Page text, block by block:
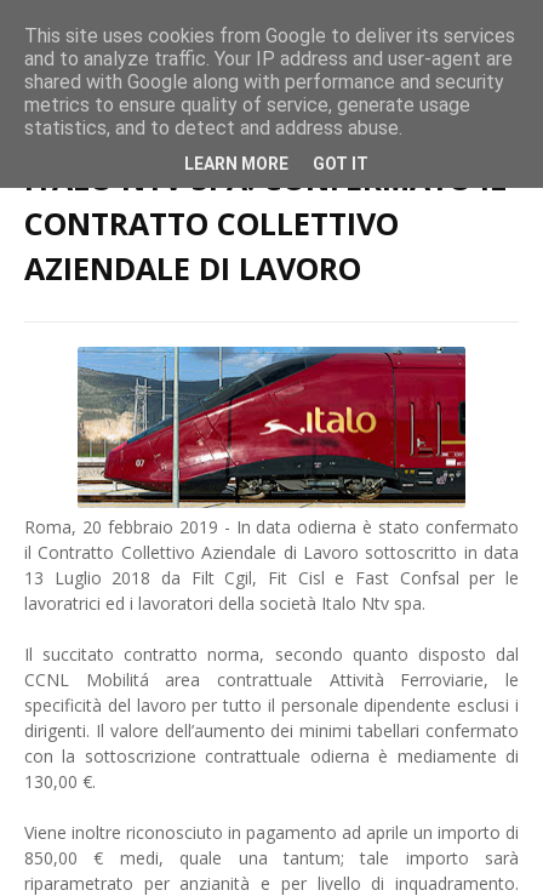
Home page Attivita Ferroviarie ITALO NTV SPA: CONFERMATO IL
CONTRATTO COLLETTIVO AZIENDALE DI LAVORO
ITALO NTV SPA: CONFERMATO IL
CONTRATTO COLLETTIVO
AZIENDALE DI LAVORO
Roma, 20 febbraio 2019 - In data odierna è stato confermato
il Contratto Collettivo Aziendale di Lavoro sottoscritto in data
13 Luglio 2018 da Filt Cgil, Fit Cisl e Fast Confsal per le
lavoratrici ed i lavoratori della società Italo Ntv spa.
Il succitato contratto norma, secondo quanto disposto dal
CCNL Mobilitá area contrattuale Attività Ferroviarie, le
specificità del lavoro per tutto il personale dipendente esclusi i
dirigenti. Il valore dell’aumento dei minimi tabellari confermato
con la sottoscrizione contrattuale odierna è mediamente di
130,00 €.
Viene inoltre riconosciuto in pagamento ad aprile un importo di
850,00 € medi, quale una tantum; tale importo sarà
riparametrato per anzianità e per livello di inquadramento.
This site uses cookies from Google to deliver its services
and to analyze traffic. Your IP address and user-agent are
shared with Google along with performance and security
metrics to ensure quality of service, generate usage
statistics, and to detect and address abuse.
LEARN MORE GOT IT